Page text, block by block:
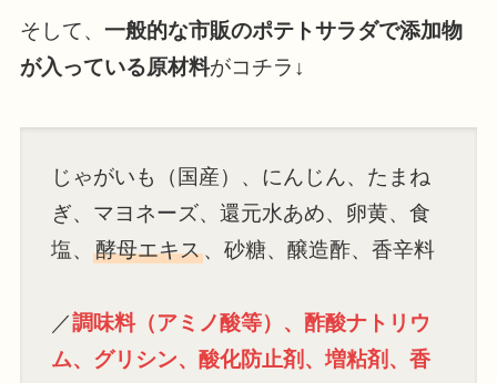
そして、 一般的な市販のポテトサラダで添加物
が入っている原材料がコチラ↓
じゃがいも（国産）、にんじん、たまね
ぎ、マヨネーズ、還元水あめ、卵黄、食
塩、酵母エキス、砂糖、醸造酢、香辛料
／調味料（アミノ酸等）、酢酸ナトリウ
ム、グリシン、酸化防止剤、増粘剤、香